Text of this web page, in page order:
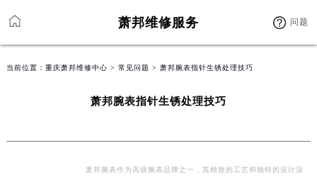
萧邦维修服务 问题
当前位置： 重庆萧邦维修中心 > 常见问题 > 萧邦腕表指针生锈处理技巧
萧邦腕表指针生锈处理技巧
萧邦腕表作为高级腕表品牌之一，其精致的工艺和独特的设计深